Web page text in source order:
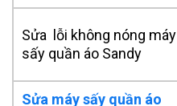
Sửa lỗi không nóng máy
sấy quần áo Sandy
Sửa máy sấy quần áo